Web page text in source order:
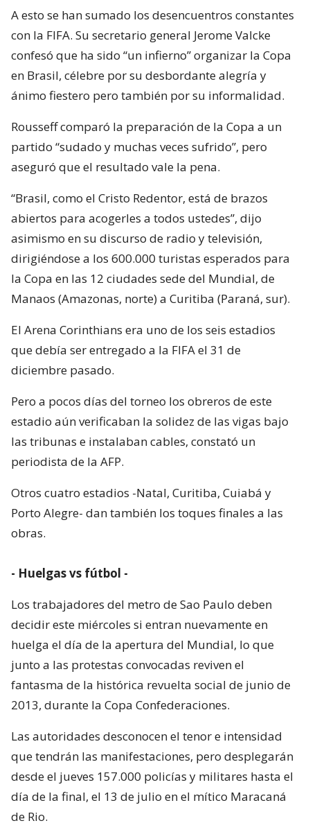
A esto se han sumado los desencuentros constantes
con la FIFA. Su secretario general Jerome Valcke
confesó que ha sido “un infierno” organizar la Copa
en Brasil, célebre por su desbordante alegría y
ánimo fiestero pero también por su informalidad.
Rousseff comparó la preparación de la Copa a un
partido “sudado y muchas veces sufrido”, pero
aseguró que el resultado vale la pena.
“Brasil, como el Cristo Redentor, está de brazos
abiertos para acogerles a todos ustedes”, dijo
asimismo en su discurso de radio y televisión,
dirigiéndose a los 600.000 turistas esperados para
la Copa en las 12 ciudades sede del Mundial, de
Manaos (Amazonas, norte) a Curitiba (Paraná, sur).
El Arena Corinthians era uno de los seis estadios
que debía ser entregado a la FIFA el 31 de
diciembre pasado.
Pero a pocos días del torneo los obreros de este
estadio aún verificaban la solidez de las vigas bajo
las tribunas e instalaban cables, constató un
periodista de la AFP.
Otros cuatro estadios -Natal, Curitiba, Cuiabá y
Porto Alegre- dan también los toques finales a las
obras.
- Huelgas vs fútbol -
Los trabajadores del metro de Sao Paulo deben
decidir este miércoles si entran nuevamente en
huelga el día de la apertura del Mundial, lo que
junto a las protestas convocadas reviven el
fantasma de la histórica revuelta social de junio de
2013, durante la Copa Confederaciones.
Las autoridades desconocen el tenor e intensidad
que tendrán las manifestaciones, pero desplegarán
desde el jueves 157.000 policías y militares hasta el
día de la final, el 13 de julio en el mítico Maracaná
de Rio.